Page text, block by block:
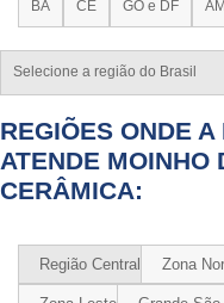
BA CE GO e DF AM
Selecione a região do Brasil
REGIÕES ONDE
ATENDE MOINHO
CERÂMICA:
Região Central Zona